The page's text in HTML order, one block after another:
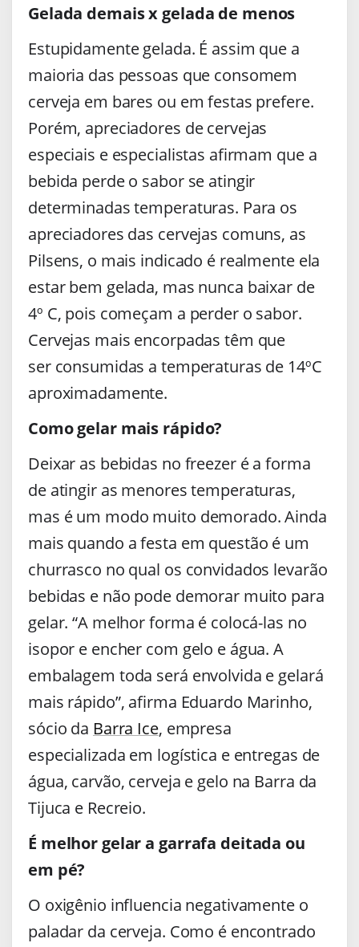
Gelada demais x gelada de menos
Estupidamente gelada. É assim que a
maioria das pessoas que consomem
cerveja em bares ou em festas prefere.
Porém, apreciadores de cervejas
especiais e especialistas afirmam que a
bebida perde o sabor se atingir
determinadas temperaturas. Para os
apreciadores das cervejas comuns, as
Pilsens, o mais indicado é realmente ela
estar bem gelada, mas nunca baixar de
4º C, pois começam a perder o sabor.
Cervejas mais encorpadas têm que
ser consumidas a temperaturas de 14ºC
aproximadamente.
Como gelar mais rápido?
Deixar as bebidas no freezer é a forma
de atingir as menores temperaturas,
mas é um modo muito demorado. Ainda
mais quando a festa em questão é um
churrasco no qual os convidados levarão
bebidas e não pode demorar muito para
gelar. “A melhor forma é colocá-las no
isopor e encher com gelo e água. A
embalagem toda será envolvida e gelará
mais rápido”, afirma Eduardo Marinho,
sócio da Barra Ice, empresa
especializada em logística e entregas de
água, carvão, cerveja e gelo na Barra da
Tijuca e Recreio.
É melhor gelar a garrafa deitada ou
em pé?
O oxigênio influencia negativamente o
paladar da cerveja. Como é encontrado